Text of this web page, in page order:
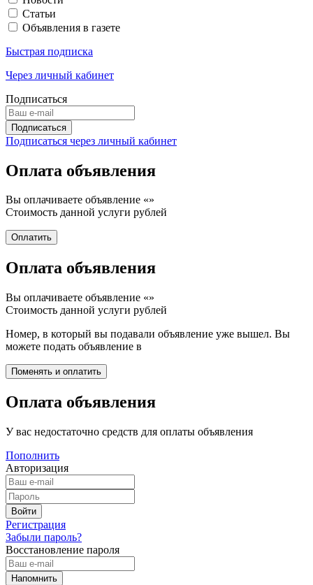
Статьи
Объявления в газете
Быстрая подписка
Через личный кабинет
Подписаться
Подписаться через личный кабинет
Оплата объявления
Вы оплачиваете объявление «»
Стоимость данной услуги рублей
Оплата объявления
Вы оплачиваете объявление «»
Стоимость данной услуги рублей
Номер, в который вы подавали объявление уже вышел. Вы
можете подать объявление в
Оплата объявления
У вас недостаточно средств для оплаты объявления
Пополнить
Авторизация
Регистрация
Забыли пароль?
Восстановление пароля